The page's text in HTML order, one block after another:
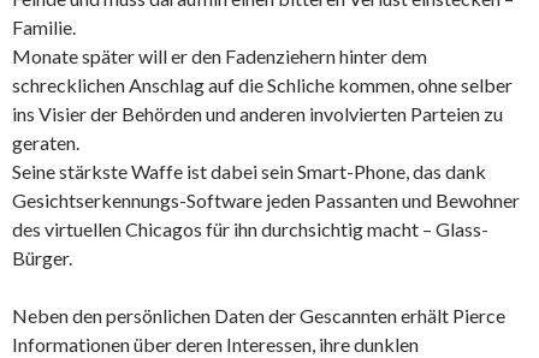
Familie.
Monate später will er den Fadenziehern hinter dem
schrecklichen Anschlag auf die Schliche kommen, ohne selber
ins Visier der Behörden und anderen involvierten Parteien zu
geraten.
Seine stärkste Waffe ist dabei sein Smart-Phone, das dank
Gesichtserkennungs-Software jeden Passanten und Bewohner
des virtuellen Chicagos für ihn durchsichtig macht – Glass-
Bürger.
Neben den persönlichen Daten der Gescannten erhält Pierce
Informationen über deren Interessen, ihre dunklen